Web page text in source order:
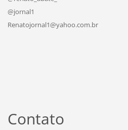
@jornal1
Renatojornal1@yahoo.com.br
Contato